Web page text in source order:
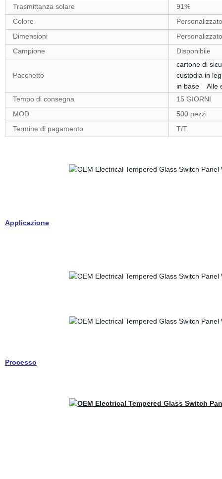
Trasmittanza solare
91%
Colore
Personalizzato
Dimensioni
Personalizzato
Campione
Disponibile
Pacchetto
cartone di
custodia in
in base Alle
Tempo di consegna
15 GIORNI
MOD
500 pezzi
Termine di pagamento
T/T.
Applicazione
Processo